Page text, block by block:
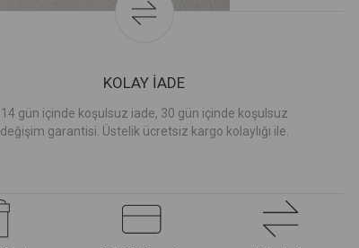
KOLAY İADE
14 gün içinde koşulsuz iade, 30 gün içinde koşulsuz
değişim garantisi. Üstelik ücretsiz kargo kolaylığı ile.